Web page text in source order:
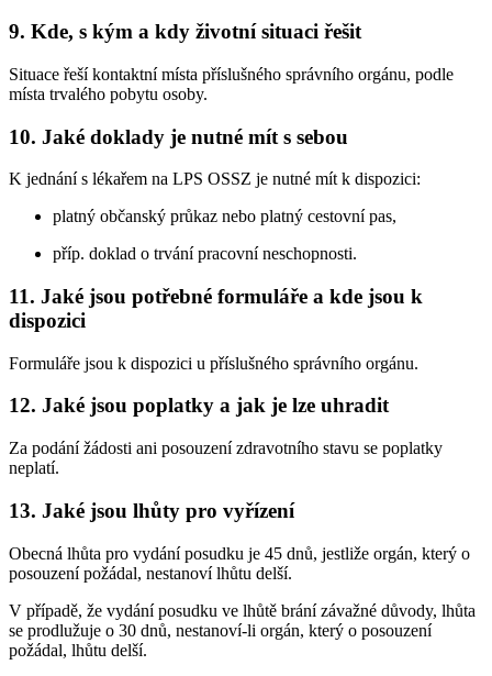
9. Kde, s kým a kdy životní situaci řešit
Situace řeší kontaktní místa příslušného správního orgánu, podle
místa trvalého pobytu osoby.
10. Jaké doklady je nutné mít s sebou
K jednání s lékařem na LPS OSSZ je nutné mít k dispozici:
platný občanský průkaz nebo platný cestovní pas,
příp. doklad o trvání pracovní neschopnosti.
11. Jaké jsou potřebné formuláře a kde jsou k
dispozici
Formuláře jsou k dispozici u příslušného správního orgánu.
12. Jaké jsou poplatky a jak je lze uhradit
Za podání žádosti ani posouzení zdravotního stavu se poplatky
neplatí.
13. Jaké jsou lhůty pro vyřízení
Obecná lhůta pro vydání posudku je 45 dnů, jestliže orgán, který o
posouzení požádal, nestanoví lhůtu delší.
V případě, že vydání posudku ve lhůtě brání závažné důvody, lhůta
se prodlužuje o 30 dnů, nestanoví-li orgán, který o posouzení
požádal, lhůtu delší.